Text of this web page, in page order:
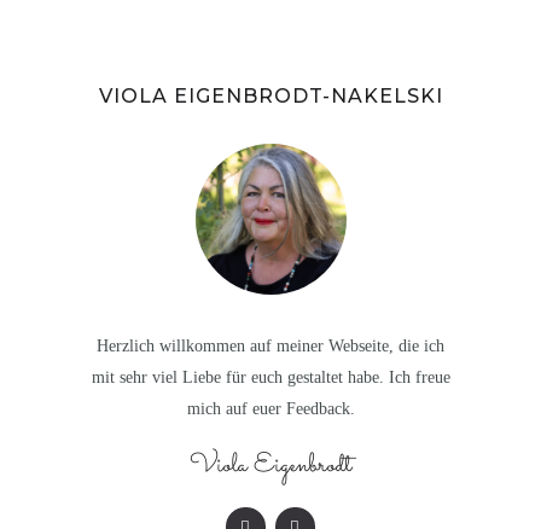
VIOLA EIGENBRODT-NAKELSKI
Herzlich willkommen auf meiner Webseite, die ich
mit sehr viel Liebe für euch gestaltet habe. Ich freue
mich auf euer Feedback.
Viola Eigenbrodt